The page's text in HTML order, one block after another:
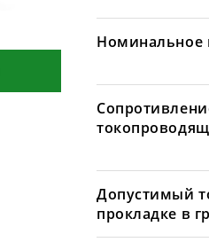
Номинальное
Допустимый
прокладке в